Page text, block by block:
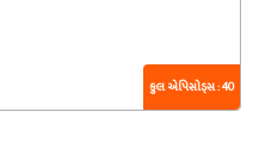
કુલ એપિસોડ્સ : 40